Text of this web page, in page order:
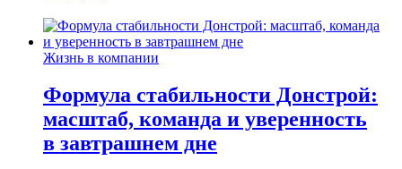
Жизнь в компании
Формула стабильности Донстрой:
масштаб, команда и уверенность
в завтрашнем дне